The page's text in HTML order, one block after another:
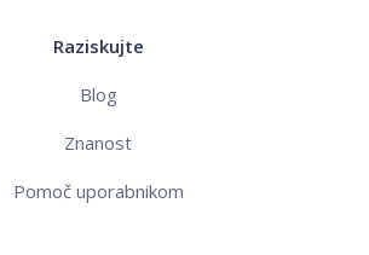
Raziskujte
Blog
Znanost
Pomoč uporabnikom